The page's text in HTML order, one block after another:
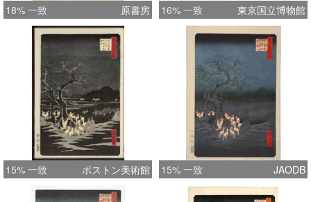
18% 一致 原書房 16% 一致 東京国立博物館
15% 一致 ボストン美術館 15% 一致 JAODB